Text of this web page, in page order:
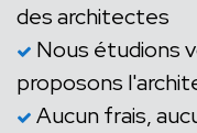
des architectes
Nous étudions
proposons
Aucun frais,